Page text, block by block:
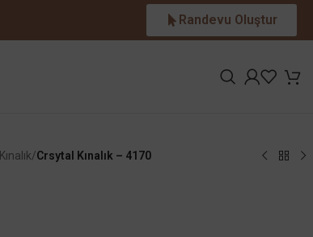
Randevu Oluştur
/Crsytal Kınalık – 4170